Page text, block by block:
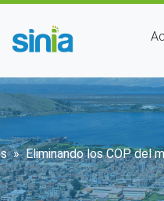
enlaces de
Eliminando los COP del